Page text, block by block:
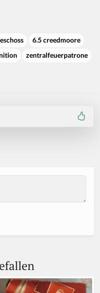
6.5 creedmoore
zentralfeuerpatrone